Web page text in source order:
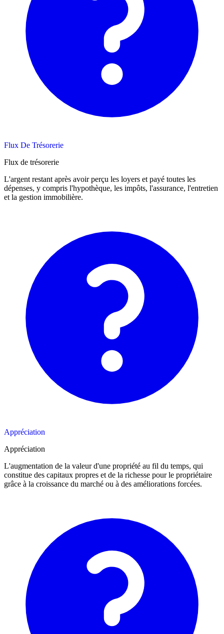
Flux De Trésorerie
Flux de trésorerie
L'argent restant après avoir perçu les loyers et payé toutes les
dépenses, y compris l'hypothèque, les impôts, l'assurance, l'entretien
et la gestion immobilière.
Appréciation
Appréciation
L'augmentation de la valeur d'une propriété au fil du temps, qui
constitue des capitaux propres et de la richesse pour le propriétaire
grâce à la croissance du marché ou à des améliorations forcées.